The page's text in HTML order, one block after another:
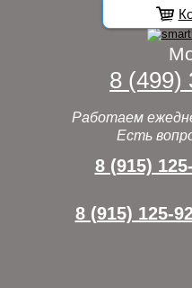
8 (499)
Работаем
Есть
8 (915)
8 (915) 125-